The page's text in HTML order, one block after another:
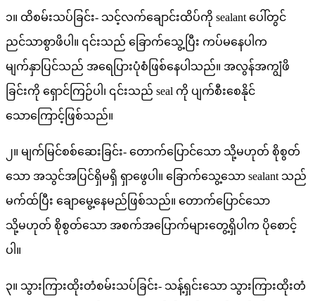
၁။ ထိစမ်းသပ်ခြင်း- သင့်လက်ချောင်းထိပ်ကို sealant ပေါ်တွင်
ညင်သာစွာဖိပါ။ ၎င်းသည် ခြောက်သွေ့ပြီး ကပ်မနေပါက
မျက်နှာပြင်သည် အရေပြားပုံစံဖြစ်နေပါသည်။ အလွန်အကျွံဖိ
ခြင်းကို ရှောင်ကြဉ်ပါ၊ ၎င်းသည် seal ကို ပျက်စီးစေနိုင်
သောကြောင့်ဖြစ်သည်။
၂။ မျက်မြင်စစ်ဆေးခြင်း- တောက်ပြောင်သော သို့မဟုတ် စိုစွတ်
သော အသွင်အပြင်ရှိမရှိ ရှာဖွေပါ။ ခြောက်သွေ့သော sealant သည်
မက်ထ်ပြီး ချောမွေ့နေမည်ဖြစ်သည်။ တောက်ပြောင်သော
သို့မဟုတ် စိုစွတ်သော အစက်အပြောက်များတွေ့ရှိပါက ပိုစောင့်
ပါ။
၃။ သွားကြားထိုးတံစမ်းသပ်ခြင်း- သန့်ရှင်းသော သွားကြားထိုးတံ